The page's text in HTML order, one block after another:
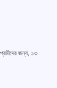
জন্য, ১৩